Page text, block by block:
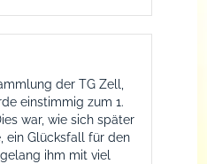
Body Workout
Fit for fun
Fun & Action
Präsidenten
Elferrat
Zeller 11´n
Taekwon-Do
Tennis
Home
Tischtennis
Gaststätte
Mitglied werden
der TG Zell,
einstimmig zum 1.
war, wie sich später
ein Glücksfall für den
ihm mit viel